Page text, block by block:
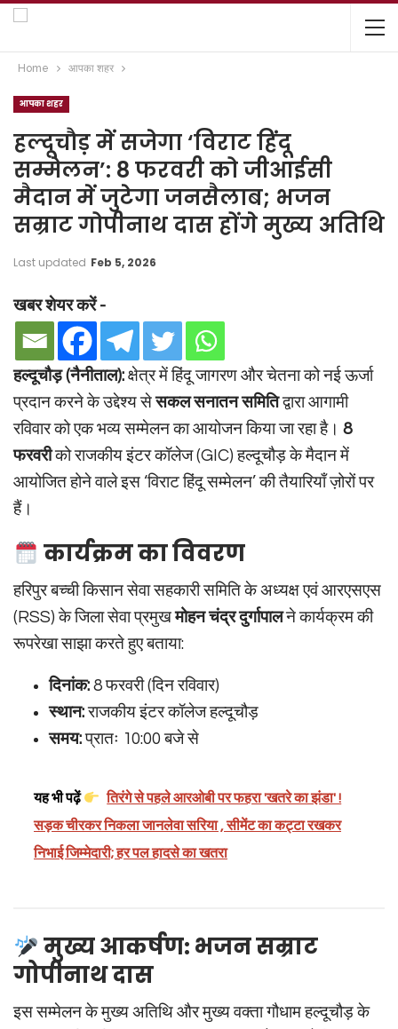
Home आपका शहर
आपका शहर
हल्दूचौड़ में सजेगा ‘विराट हिंदू
सम्मेलन’: 8 फरवरी को जीआईसी
मैदान में जुटेगा जनसैलाब; भजन
सम्राट गोपीनाथ दास होंगे मुख्य अतिथि
Last updated Feb 5, 2026
खबर शेयर करें -
हल्दूचौड़ (नैनीताल): क्षेत्र में हिंदू जागरण और चेतना को नई ऊर्जा
प्रदान करने के उद्देश्य सेसकल सनातन समितिद्वारा आगामी
रविवार को एक भव्य सम्मेलन का आयोजन किया जा रहा है। 8
फरवरीको राजकीय इंटर कॉलेज (GIC) हल्दूचौड़ के मैदान में
आयोजित होने वाले इस ‘विराट हिंदू सम्मेलन’ की तैयारियाँ ज़ोरों पर
हैं।
कार्यक्रम का विवरण
हरिपुर बच्ची किसान सेवा सहकारी समिति के अध्यक्ष एवं आरएसएस
(RSS) के जिला सेवा प्रमुखमोहन चंद्र दुर्गापालने कार्यक्रम की
रूपरेखा साझा करते हुए बताया:
दिनांक: 8 फरवरी (दिन रविवार)
स्थान:राजकीय इंटर कॉलेज हल्दूचौड़
समय:प्रातः 10:00 बजे से
यह भी पढ़ें
तिरंगे से पहले आरओबी पर फहरा 'खतरे का झंडा' !
सड़क चीरकर निकला जानलेवा सरिया , सीमेंट का कट्टा रखकर
निभाई जिम्मेदारी; हर पल हादसे का खतरा
मुख्य आकर्षण: भजन सम्राट
गोपीनाथ दास
इस सम्मेलन के मुख्य अतिथि और मुख्य वक्ता गौधाम हल्दूचौड़ के